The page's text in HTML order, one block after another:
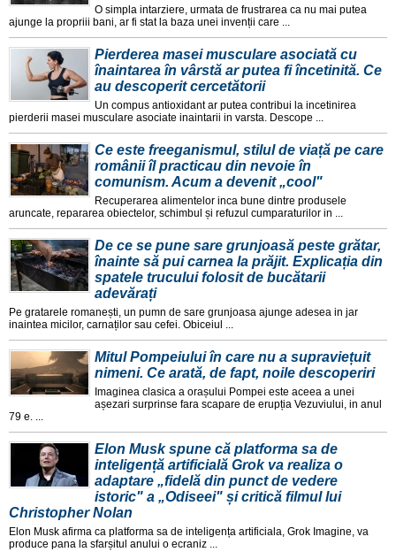
O simpla intarziere, urmata de frustrarea ca nu mai putea
ajunge la propriii bani, ar fi stat la baza unei invenții care ...
Pierderea masei musculare asociată cu
înaintarea în vârstă ar putea fi încetinită. Ce
au descoperit cercetătorii
Un compus antioxidant ar putea contribui la incetinirea
pierderii masei musculare asociate inaintarii in varsta. Descope ...
Ce este freeganismul, stilul de viață pe care
românii îl practicau din nevoie în
comunism. Acum a devenit „cool"
Recuperarea alimentelor inca bune dintre produsele
aruncate, repararea obiectelor, schimbul și refuzul cumparaturilor in ...
De ce se pune sare grunjoasă peste grătar,
înainte să pui carnea la prăjit. Explicația din
spatele trucului folosit de bucătarii
adevărați
Pe gratarele romanești, un pumn de sare grunjoasa ajunge adesea in jar
inaintea micilor, carnaților sau cefei. Obiceiul ...
Mitul Pompeiului în care nu a supraviețuit
nimeni. Ce arată, de fapt, noile descoperiri
Imaginea clasica a orașului Pompei este aceea a unei
așezari surprinse fara scapare de erupția Vezuviului, in anul
79 e. ...
Elon Musk spune că platforma sa de
inteligență artificială Grok va realiza o
adaptare „fidelă din punct de vedere
istoric" a „Odiseei" și critică filmul lui
Christopher Nolan
Elon Musk afirma ca platforma sa de inteligența artificiala, Grok Imagine, va
produce pana la sfarșitul anului o ecraniz ...